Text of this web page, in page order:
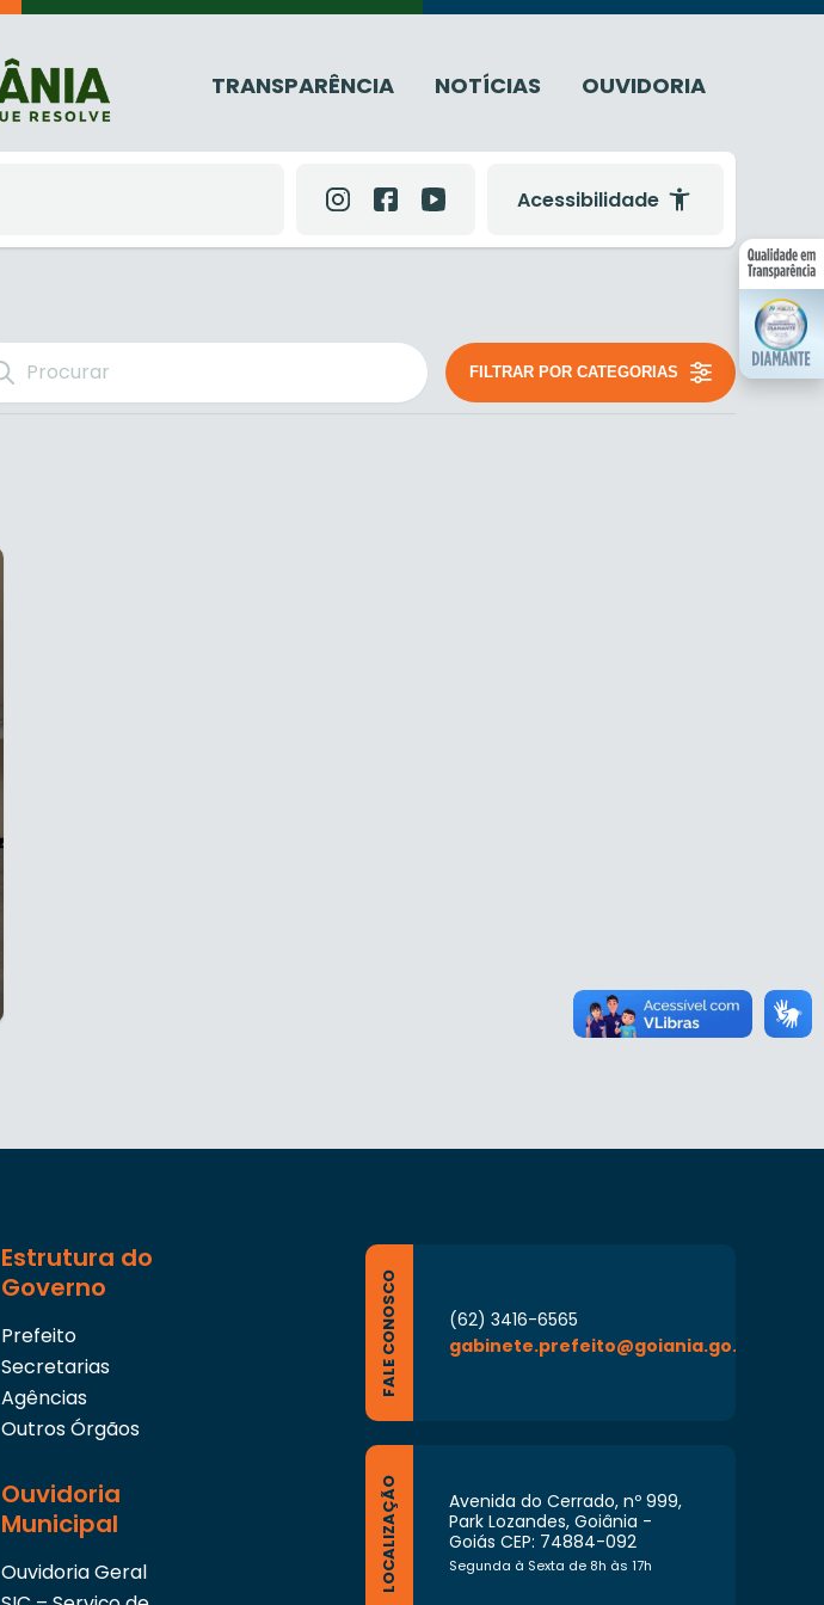
TRANSPARÊNCIA NOTÍCIAS OUVIDORIA
Acessibilidade
FILTRAR POR CATEGORIAS
Estrutura do
Governo
Prefeito
Secretarias
Agências
Outros Órgãos
Ouvidoria
Municipal
Ouvidoria Geral
FALE CONOSCO
(62) 3416-6565
gabinete.prefeito@goiania.go.gov.br
LOCALIZAÇÃO
Avenida do Cerrado, nº 999,
Park Lozandes, Goiânia -
Goiás CEP: 74884-092
Segunda à Sexta de 8h às 17h